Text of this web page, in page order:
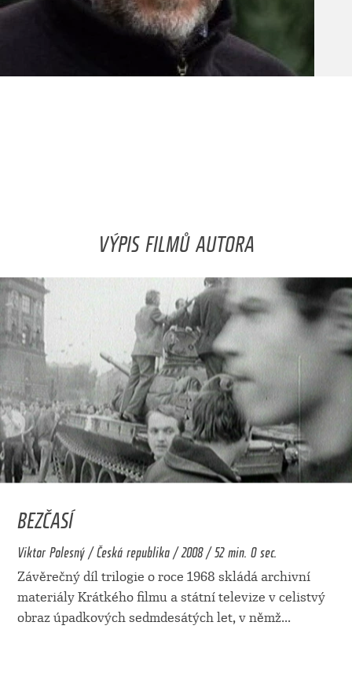
VÝPIS FILMŮ AUTORA
BEZČASÍ
Viktor Polesný / Česká republika / 2008 / 52 min. 0 sec.
Závěrečný díl trilogie o roce 1968 skládá archivní
materiály Krátkého filmu a státní televize v celistvý
obraz úpadkových sedmdesátých let, v němž...